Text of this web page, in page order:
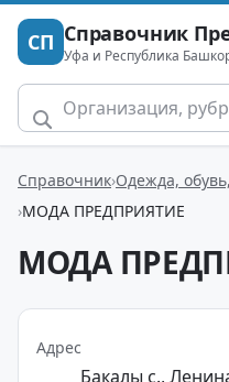
СП Справочник
Уфа и Республика
Справочник Одежда,
МОДА ПРЕДПРИЯТИЕ
МОДА
Адрес
Бакалы с.,